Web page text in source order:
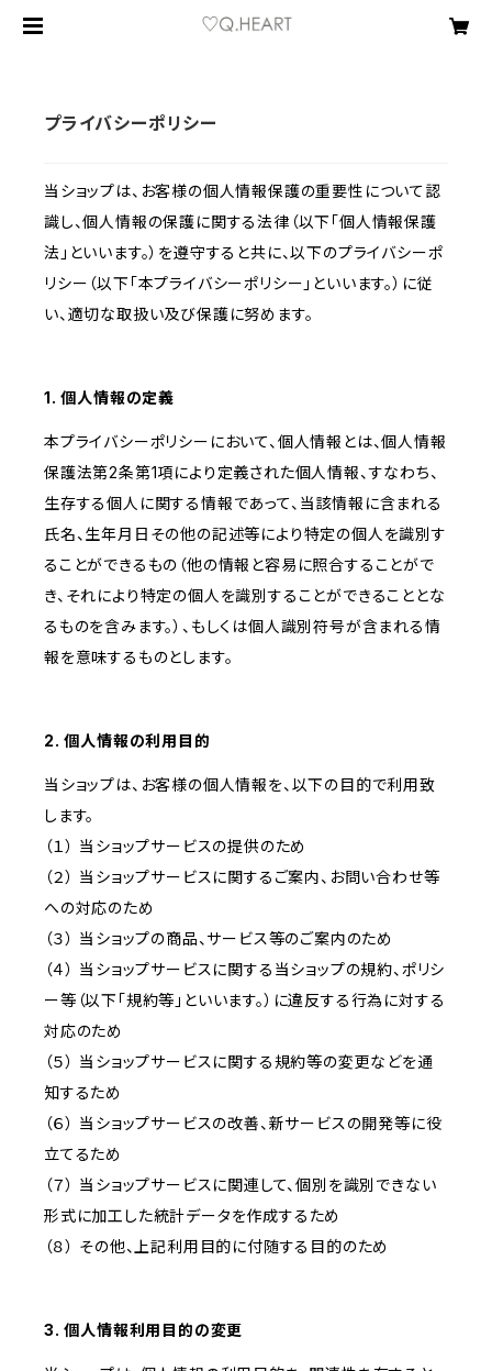
プライバシーポリシー
当ショップは、お客様の個人情報保護の重要性について認
識し、個人情報の保護に関する法律（以下「個人情報保護
法」といいます。）を遵守すると共に、以下のプライバシーポ
リシー（以下「本プライバシーポリシー」といいます。）に従
い、適切な取扱い及び保護に努めます。
1. 個人情報の定義
本プライバシーポリシーにおいて、個人情報とは、個人情報
保護法第2条第1項により定義された個人情報、すなわち、
生存する個人に関する情報であって、当該情報に含まれる
氏名、生年月日その他の記述等により特定の個人を識別す
ることができるもの（他の情報と容易に照合することがで
き、それにより特定の個人を識別することができることとな
るものを含みます。）、もしくは個人識別符号が含まれる情
報を意味するものとします。
2. 個人情報の利用目的
当ショップは、お客様の個人情報を、以下の目的で利用致
します。
（１） 当ショップサービスの提供のため
（２） 当ショップサービスに関するご案内、お問い合わせ等
への対応のため
（３） 当ショップの商品、サービス等のご案内のため
（４） 当ショップサービスに関する当ショップの規約、ポリシ
ー等（以下「規約等」といいます。）に違反する行為に対する
対応のため
（５） 当ショップサービスに関する規約等の変更などを通
知するため
（６） 当ショップサービスの改善、新サービスの開発等に役
立てるため
（７） 当ショップサービスに関連して、個別を識別できない
形式に加工した統計データを作成するため
（８） その他、上記利用目的に付随する目的のため
3. 個人情報利用目的の変更